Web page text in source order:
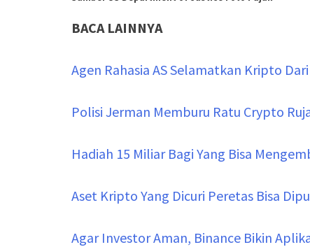
BACA LAINNYA
Agen Rahasia AS Selamatkan Kripto
Polisi Jerman Memburu Ratu Crypto
Hadiah 15 Miliar Bagi Yang Bisa
Aset Kripto Yang Dicuri Peretas Bisa
Agar Investor Aman, Binance Bikin